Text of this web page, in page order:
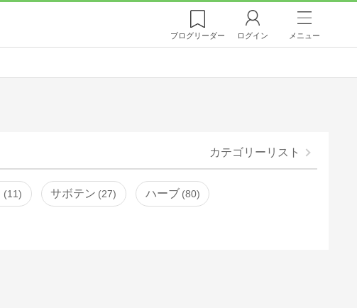
ブログリーダー ログイン メニュー
カテゴリーリスト
11 サボテン 27 ハーブ 80